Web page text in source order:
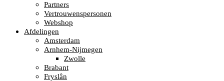
Partners
Vertrouwenspersonen
Webshop
Afdelingen
Amsterdam
Arnhem-Nijmegen
Zwolle
Brabant
Fryslân